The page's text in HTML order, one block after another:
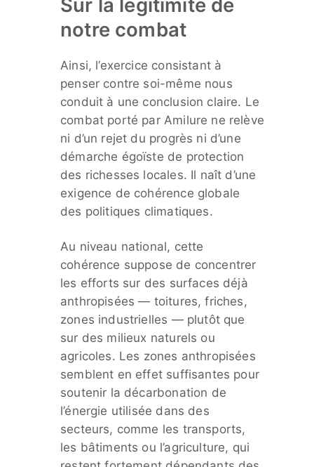
Sur la légitimité de
notre combat
Ainsi, l’exercice consistant à
penser contre soi-même nous
conduit à une conclusion claire. Le
combat porté par Amilure ne relève
ni d’un rejet du progrès ni d’une
démarche égoïste de protection
des richesses locales. Il naît d’une
exigence de cohérence globale
des politiques climatiques.
Au niveau national, cette
cohérence suppose de concentrer
les efforts sur des surfaces déjà
anthropisées — toitures, friches,
zones industrielles — plutôt que
sur des milieux naturels ou
agricoles. Les zones anthropisées
semblent en effet suffisantes pour
soutenir la décarbonation de
l’énergie utilisée dans des
secteurs, comme les transports,
les bâtiments ou l’agriculture, qui